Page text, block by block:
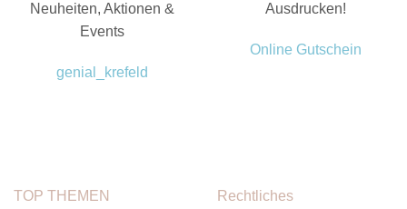
Neuheiten, Aktionen &
Events
genial_krefeld
Ausdrucken!
Online Gutschein
TOP THEMEN Rechtliches